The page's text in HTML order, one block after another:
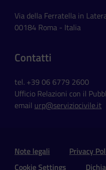
Via della Ferratella in
00184 Roma - Italia
Contatti
tel. +39 06 6779 2600
Ufficio Relazioni con il
email urp@serviziocivile.it
Sezione
Note legali Privacy
Cookie Settings